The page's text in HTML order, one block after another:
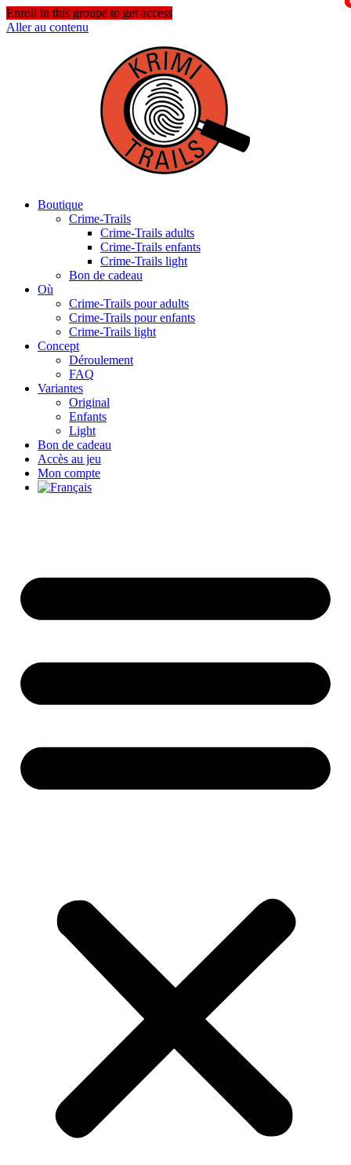
Enroll in this groupe to get access
Aller au contenu
Boutique
Crime-Trails
Crime-Trails adults
Crime-Trails enfants
Crime-Trails light
Bon de cadeau
Où
Crime-Trails pour adults
Crime-Trails pour enfants
Crime-Trails light
Concept
Déroulement
FAQ
Variantes
Original
Enfants
Light
Bon de cadeau
Accès au jeu
Mon compte